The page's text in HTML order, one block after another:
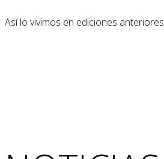
Así lo vivimos en ediciones anteriores